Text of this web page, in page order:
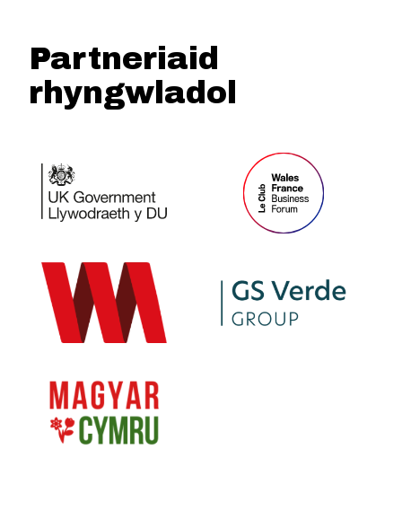
Partneriaid
rhyngwladol